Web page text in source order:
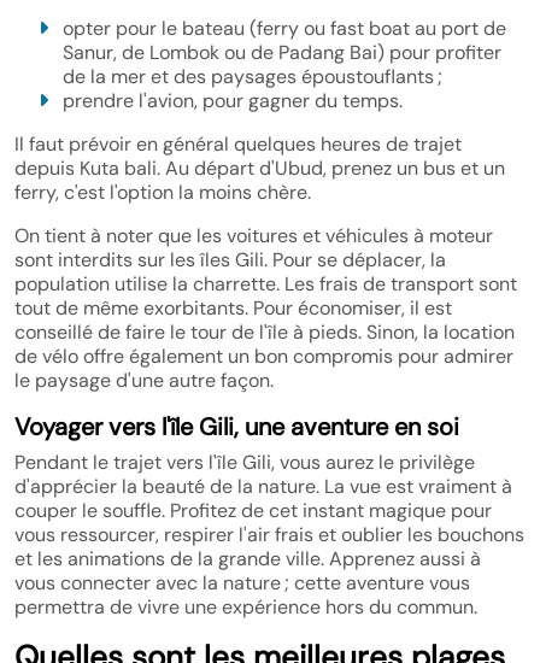
opter pour le bateau (ferry ou fast boat au port de
Sanur, de Lombok ou de Padang Bai) pour profiter
de la mer et des paysages époustouflants ;
prendre l'avion, pour gagner du temps.
Il faut prévoir en général quelques heures de trajet
depuis Kuta bali. Au départ d'Ubud, prenez un bus et un
ferry, c'est l'option la moins chère.
On tient à noter que les voitures et véhicules à moteur
sont interdits sur les îles Gili. Pour se déplacer, la
population utilise la charrette. Les frais de transport sont
tout de même exorbitants. Pour économiser, il est
conseillé de faire le tour de l'île à pieds. Sinon, la location
de vélo offre également un bon compromis pour admirer
le paysage d'une autre façon.
Voyager vers l'île Gili, une aventure en soi
Pendant le trajet vers l'île Gili, vous aurez le privilège
d'apprécier la beauté de la nature. La vue est vraiment à
couper le souffle. Profitez de cet instant magique pour
vous ressourcer, respirer l'air frais et oublier les bouchons
et les animations de la grande ville. Apprenez aussi à
vous connecter avec la nature ; cette aventure vous
permettra de vivre une expérience hors du commun.